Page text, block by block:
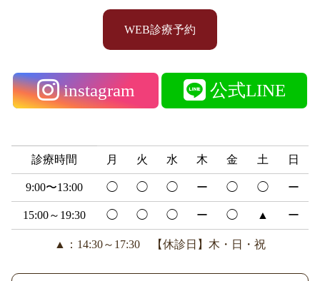
WEB診療予約
instagram 公式LINE
診療時間 月 火 水 木 金 土 日
9:00〜13:00 ◯ ◯ ◯ ー ◯ ◯ ー
15:00～19:30 ◯ ◯ ◯ ー ◯ ▲ ー
▲：14:30～17:30 【休診日】木・日・祝